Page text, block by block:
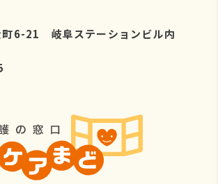
町6-21 岐阜ステーションビル内